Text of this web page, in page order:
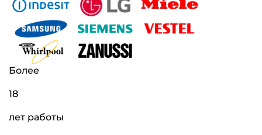
Более
18
лет работы